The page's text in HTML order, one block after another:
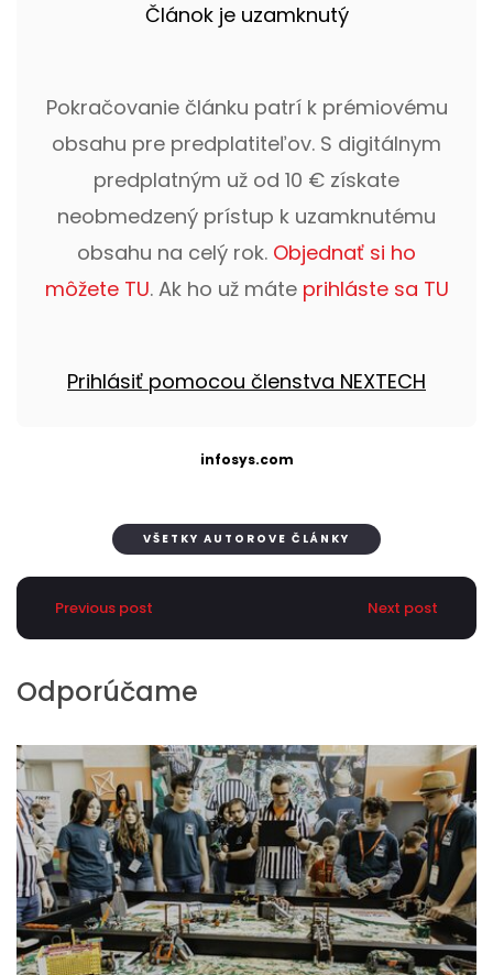
Článok je uzamknutý
Pokračovanie článku patrí k prémiovému
obsahu pre predplatiteľov. S digitálnym
predplatným už od 10 € získate
neobmedzený prístup k uzamknutému
obsahu na celý rok. Objednať si ho
môžete TU. Ak ho už máte prihláste sa TU
Prihlásiť pomocou členstva NEXTECH
infosys.com
VŠETKY AUTOROVE ČLÁNKY
Previous post Next post
Odporúčame